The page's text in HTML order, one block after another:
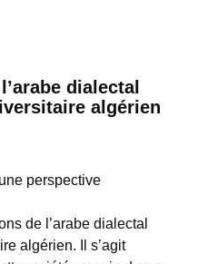
dialectal
algérien
perspective
de l’arabe dialectal
algérien. Il s’agit